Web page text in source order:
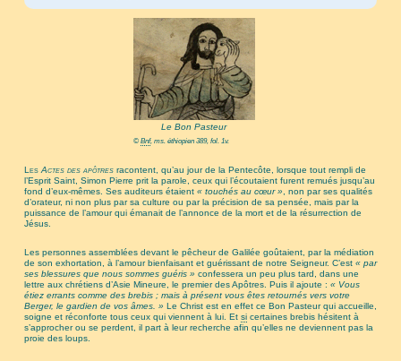
Le Bon Pasteur
© Bnf, ms. éthiopien 389, fol. 1v.
LesActes des apôtresracontent, qu’au jour de la Pentecôte, lorsque tout rempli de
l’Esprit Saint, Simon Pierre prit la parole, ceux qui l’écoutaient furent remués jusqu’au
fond d’eux-mêmes. Ses auditeurs étaient « touchés au cœur », non par ses qualités
d’orateur, ni non plus par sa culture ou par la précision de sa pensée, mais par la
puissance de l’amour qui émanait de l’annonce de la mort et de la résurrection de
Jésus.
Les personnes assemblées devant le pêcheur de Galilée goûtaient, par la médiation
de son exhortation, à l’amour bienfaisant et guérissant de notre Seigneur. C’est « par
ses blessures que nous sommes guéris » confessera un peu plus tard, dans une
lettre aux chrétiens d’Asie Mineure, le premier des Apôtres. Puis il ajoute : « Vous
étiez errants comme des brebis ; mais à présent vous êtes retournés vers votre
Berger, le gardien de vos âmes. » Le Christ est en effet ce Bon Pasteur qui accueille,
soigne et réconforte tous ceux qui viennent à lui. Et sicertaines brebis hésitent à
s’approcher ou se perdent, il part à leur recherche afin qu’elles ne deviennent pas la
proie des loups.